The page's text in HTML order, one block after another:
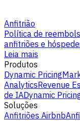
Anfitrião
Política de
anfitriões e
Leia mais
Produtos
Dynamic Pricing
AnalyticsRevenue
de IADynamic
Soluções
Anfitriões Airbnb